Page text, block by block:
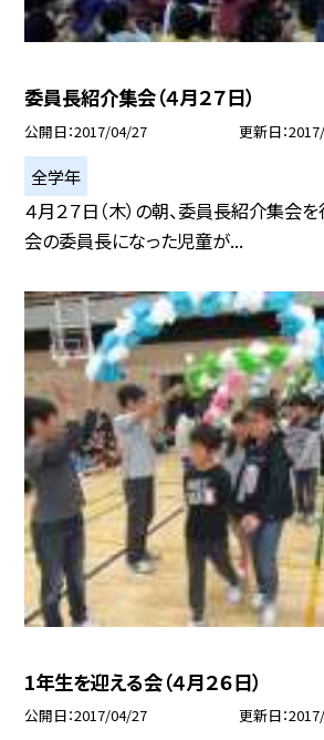
委員長紹介集会（４月２７日）
公開日 2017/04/27 更新日
全学年
４月２７日（木）の朝、委員長紹介集会
会の委員長になった児童が...
1年生を迎える会（４月２６日）
公開日 2017/04/27 更新日